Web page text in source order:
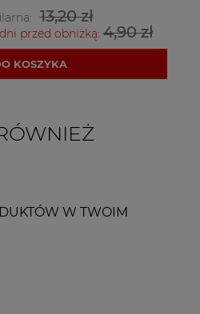
13,20 zł
przed obniżką:4,90 zł
KOSZYKA
W TWOIM